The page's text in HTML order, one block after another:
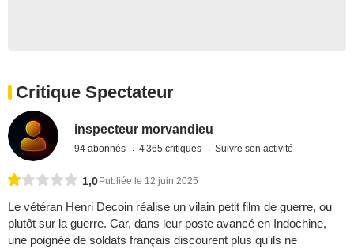
Critique Spectateur
inspecteur morvandieu
94 abonnés 4 365 critiques Suivre son activité
1,0 Publiée le 12 juin 2025
Le vétéran Henri Decoin réalise un vilain petit film de guerre, ou
plutôt sur la guerre. Car, dans leur poste avancé en Indochine,
une poignée de soldats français discourent plus qu'ils ne